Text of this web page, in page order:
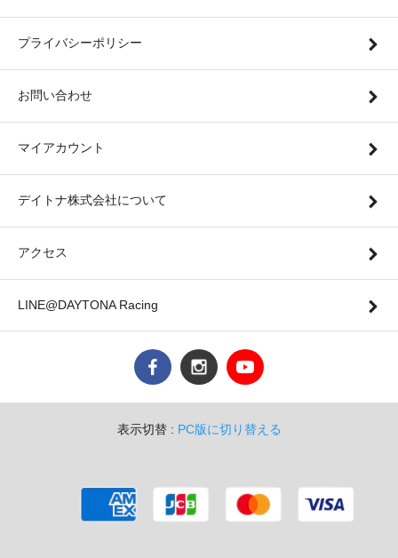
プライバシーポリシー
お問い合わせ
マイアカウント
デイトナ株式会社について
アクセス
LINE@DAYTONA Racing
表示切替 : PC版に切り替える